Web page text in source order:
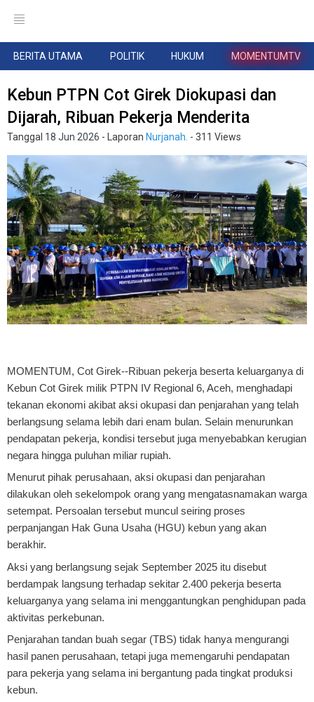
BERITA UTAMA POLITIK HUKUM MOMENTUMTV
Kebun PTPN Cot Girek Diokupasi dan
Dijarah, Ribuan Pekerja Menderita
Tanggal 18 Jun 2026 - Laporan Nurjanah. - 311 Views
MOMENTUM, Cot Girek--Ribuan pekerja beserta keluarganya di
Kebun Cot Girek milik PTPN IV Regional 6, Aceh, menghadapi
tekanan ekonomi akibat aksi okupasi dan penjarahan yang telah
berlangsung selama lebih dari enam bulan. Selain menurunkan
pendapatan pekerja, kondisi tersebut juga menyebabkan kerugian
negara hingga puluhan miliar rupiah.
Menurut pihak perusahaan, aksi okupasi dan penjarahan
dilakukan oleh sekelompok orang yang mengatasnamakan warga
setempat. Persoalan tersebut muncul seiring proses
perpanjangan Hak Guna Usaha (HGU) kebun yang akan
berakhir.
Aksi yang berlangsung sejak September 2025 itu disebut
berdampak langsung terhadap sekitar 2.400 pekerja beserta
keluarganya yang selama ini menggantungkan penghidupan pada
aktivitas perkebunan.
Penjarahan tandan buah segar (TBS) tidak hanya mengurangi
hasil panen perusahaan, tetapi juga memengaruhi pendapatan
para pekerja yang selama ini bergantung pada tingkat produksi
kebun.